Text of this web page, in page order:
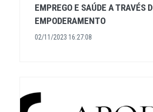
EMPREGO E SAÚDE A TRAVÉS
EMPODERAMENTO
02/11/2023 16:27:08